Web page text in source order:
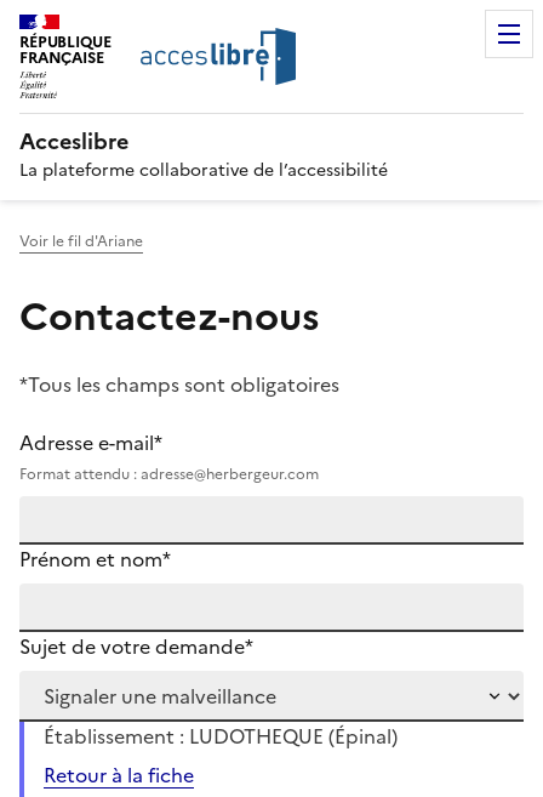
RÉPUBLIQUE
FRANÇAISE
Acceslibre
La plateforme collaborative de l’accessibilité
Voir le fil d'Ariane
Contactez-nous
*Tous les champs sont obligatoires
Adresse e-mail*
Format attendu : adresse@herbergeur.com
Prénom et nom*
Sujet de votre demande*
Établissement : LUDOTHEQUE (Épinal)
Retour à la fiche